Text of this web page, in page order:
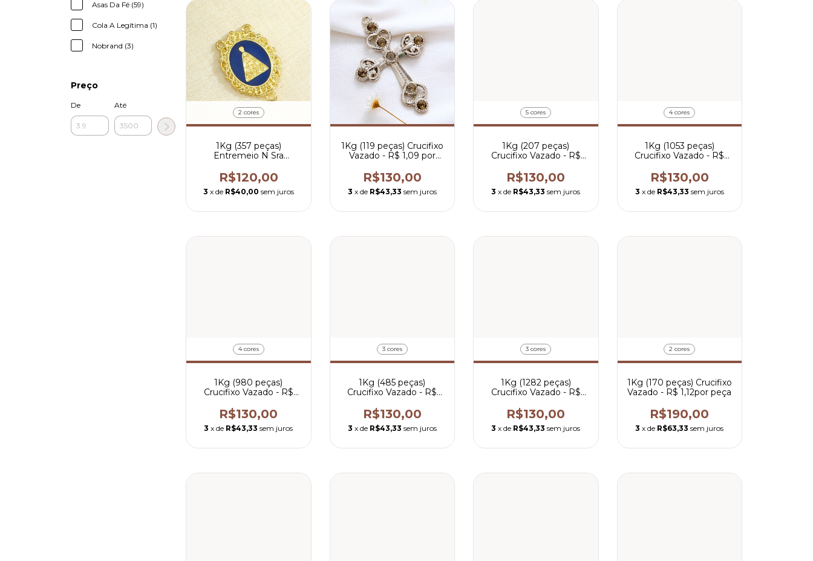
Asas Da Fé (59)
Cola A Legítima (1)
Nobrand (3)
Preço
De Até
2 cores
1Kg (357 peças)
Entremeio N Sra
por peça
R$120,00
3 x de R$40,00 sem juros
1Kg (119 peças) Crucifixo
Vazado - R$ 1,09 por
R$130,00
3 x de R$43,33 sem juros
5 cores
1Kg (207 peças)
Crucifixo Vazado - R$
R$130,00
3 x de R$43,33 sem juros
4 cores
1Kg (1053 peças)
Crucifixo Vazado - R$
R$130,00
3 x de R$43,33 sem juros
4 cores
1Kg (980 peças)
Crucifixo Vazado - R$
R$130,00
3 x de R$43,33 sem juros
3 cores
1Kg (485 peças)
Crucifixo Vazado - R$
R$130,00
3 x de R$43,33 sem juros
3 cores
1Kg (1282 peças)
Crucifixo Vazado - R$
R$130,00
3 x de R$43,33 sem juros
2 cores
1Kg (170 peças) Crucifixo
Vazado - R$ 1,12por peça
R$190,00
3 x de R$63,33 sem juros